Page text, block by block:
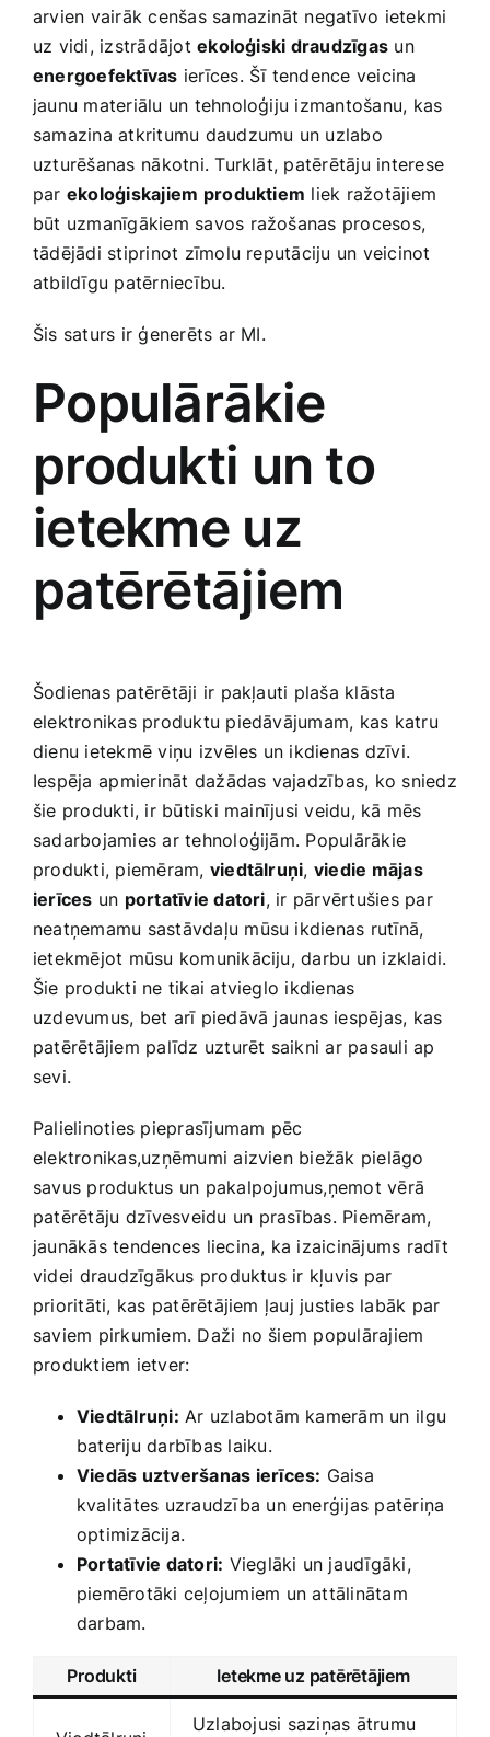
arvien vairāk cenšas samazināt negatīvo ietekmi
uz vidi, izstrādājotekoloģiski draudzīgas un
energoefektīvas ierīces. Šī tendence veicina
jaunu materiālu un tehnoloģiju izmantošanu, kas
samazina atkritumu daudzumu un uzlabo
uzturēšanas ⁤nākotni. Turklāt, patērētāju interese⁤
par ekoloģiskajiem⁣ produktiem liek ražotājiem‌
būt uzmanīgākiem savos ražošanas procesos,
tādējādi stiprinot zīmolu reputāciju un veicinot
atbildīgu patērniecību.
Šis saturs ir ģenerēts ar MI.
Populārākie
produkti un to
ietekme uz
patērētājiem
Šodienas patērētāji ir pakļauti plaša klāsta
elektronikas produktu piedāvājumam, kas katru
dienu ietekmē viņu⁣ izvēles un ikdienas dzīvi.
Iespēja ⁢apmierināt dažādas vajadzības, ko sniedz
šie produkti, ir būtiski mainījusi veidu, kā mēs
sadarbojamies ar tehnoloģijām. Populārākie
produkti, piemēram, viedtālruņi, viedie mājas⁤
ierīces un portatīvie datori,‍ ir pārvērtušies par
neatņemamu sastāvdaļu mūsu ikdienas rutīnā,
ietekmējot mūsu komunikāciju, darbu un izklaidi.
Šie produkti ne tikai atvieglo ikdienas
uzdevumus, bet arī piedāvā jaunas iespējas, kas
patērētājiem palīdz uzturēt saikni ar ‌pasauli ap
sevi.
Palielinoties pieprasījumam pēc
elektronikas,uzņēmumi aizvien biežāk pielāgo
savus produktus un pakalpojumus,ņemot vērā
patērētāju⁤ dzīvesveidu⁣ un prasības. Piemēram,
jaunākās tendences liecina, ka izaicinājums radīt
videi ⁤draudzīgākus produktus ir kļuvis par
prioritāti, kas patērētājiem ļauj justies labāk par
saviem pirkumiem. Daži no šiem populārajiem
produktiem ietver:
Viedtālruņi: Ar uzlabotām kamerām un ⁣ilgu
bateriju darbības laiku.
Viedās uztveršanas ierīces: Gaisa
kvalitātes uzraudzība un ‍enerģijas patēriņa
optimizācija.
Portatīvie datori: Vieglāki un jaudīgāki,
piemērotāki ceļojumiem un attālinātam
darbam.
Produkti Ietekme uz patērētājiem
Uzlabojusi saziņas ātrumu